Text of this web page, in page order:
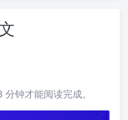
钟才能阅读完成。